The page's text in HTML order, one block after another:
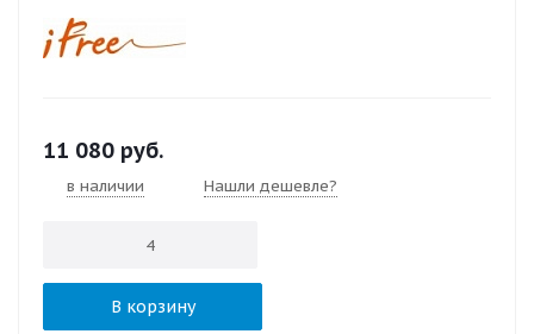
11 080 руб.
в наличии Нашли дешевле?
В корзину